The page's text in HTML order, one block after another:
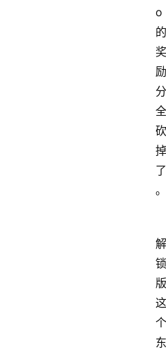
o
的
奖
励
分
全
砍
掉
了
。
解
锁
版
这
个
东